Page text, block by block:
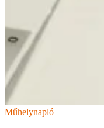
Műhelynapló